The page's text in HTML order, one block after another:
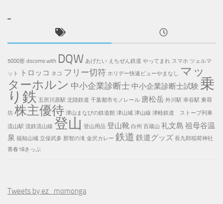
5000形 docomo with DQW あげたい えちぜん鉄道 やってまれ スマホ ツェルマ
ット
トロッコ ネコ フリー切符 ホリデー快速ビューやまなし マッ
ターホルン 中小企業診断士 中小企業診断士試験 乗
り鉄 五所川原駅 北陸鉄道 千葉都市モノレール 唐松岳 外川駅 幸谷駅 東尋
坊 株主優待 津山まなびの鉄道館 津山城 津山線 津軽鉄道 ストーブ列車
流山駅 流鉄流山線 登山 登山用品 登山靴 白州 百蔵山 礼文島 祖母谷温
泉 福知山城 立佞武多 那智の滝 金沢カレー 鉄道 鉄道グッズ 長九郎稲荷神社
青春18きっぷ
Tweets by ez_momonga